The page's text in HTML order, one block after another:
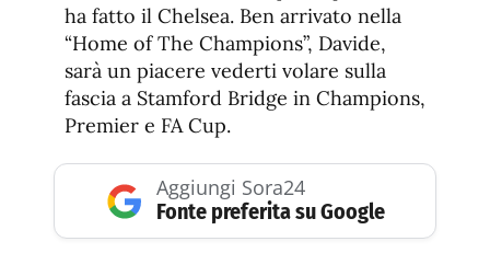
ha fatto il Chelsea. Ben arrivato nella
“Home of The Champions”, Davide,
sarà un piacere vederti volare sulla
fascia a Stamford Bridge in Champions,
Premier e FA Cup.
Aggiungi Sora24
Fonte preferita su Google